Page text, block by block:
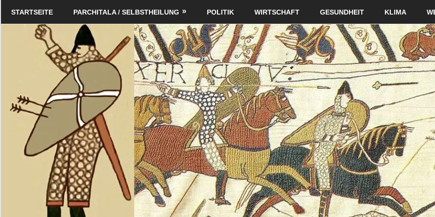
Schildverlag
STARTSEITE PARCHITALA / SELBSTHEILUNG POLITIK WIRTSCHAFT GESUNDHEIT KLIMA